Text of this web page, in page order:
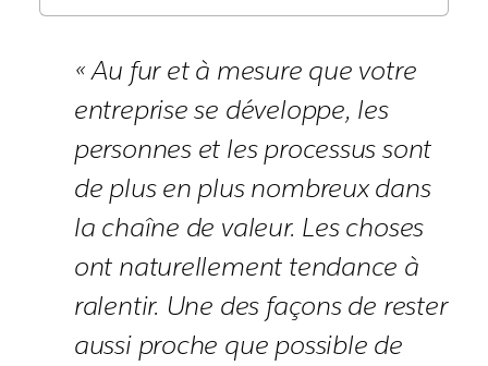
« Au fur et à mesure que votre
entreprise se développe, les
personnes et les processus sont
de plus en plus nombreux dans
la chaîne de valeur. Les choses
ont naturellement tendance à
ralentir. Une des façons de rester
aussi proche que possible de